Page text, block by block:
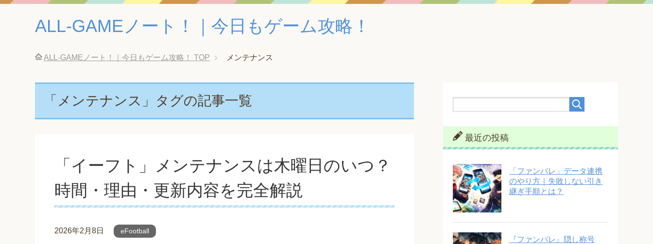
ALL-GAMEノート！｜今日もゲーム攻略！
ALL-GAMEノート！｜今日もゲーム攻略！ TOP メンテナンス
「メンテナンス」タグの記事一覧
「イーフト」メンテナンスは木曜日のいつ？
時間・理由・更新内容を完全解説
2026年2月8日 eFootball
最近の投稿
「ファンパレ」データ連携
のやり方｜失敗しない引き
継ぎ手順とは？
『ファンパレ』隠し称号